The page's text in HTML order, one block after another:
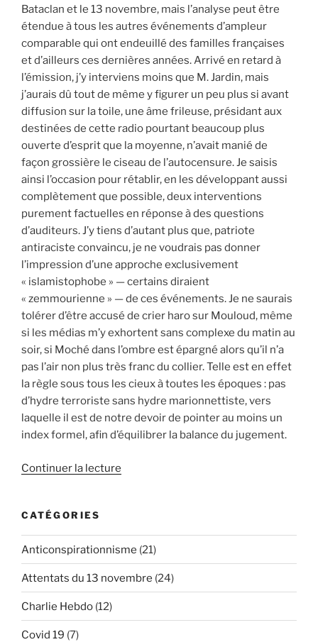
Bataclan et le 13 novembre, mais l’analyse peut être
étendue à tous les autres événements d’ampleur
comparable qui ont endeuillé des familles françaises
et d’ailleurs ces dernières années. Arrivé en retard à
l’émission, j’y interviens moins que M. Jardin, mais
j’aurais dû tout de même y figurer un peu plus si avant
diffusion sur la toile, une âme frileuse, présidant aux
destinées de cette radio pourtant beaucoup plus
ouverte d’esprit que la moyenne, n’avait manié de
façon grossière le ciseau de l’autocensure. Je saisis
ainsi l’occasion pour rétablir, en les développant aussi
complètement que possible, deux interventions
purement factuelles en réponse à des questions
d’auditeurs. J’y tiens d’autant plus que, patriote
antiraciste convaincu, je ne voudrais pas donner
l’impression d’une approche exclusivement
« islamistophobe » — certains diraient
« zemmourienne » — de ces événements. Je ne saurais
tolérer d’être accusé de crier haro sur Mouloud, même
si les médias m’y exhortent sans complexe du matin au
soir, si Moché dans l’ombre est épargné alors qu’il n’a
pas l’air non plus très franc du collier. Telle est en effet
la règle sous tous les cieux à toutes les époques : pas
d’hydre terroriste sans hydre marionnettiste, vers
laquelle il est de notre devoir de pointer au moins un
index formel, afin d’équilibrer la balance du jugement.
Continuer la lecture
terrorisme
en
+
censurés »
CATÉGORIES
Anticonspirationnisme (21)
Attentats du 13 novembre (24)
Charlie Hebdo (12)
Covid 19 (7)